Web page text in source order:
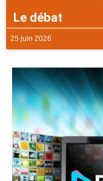
Le débat
25 juin 2026